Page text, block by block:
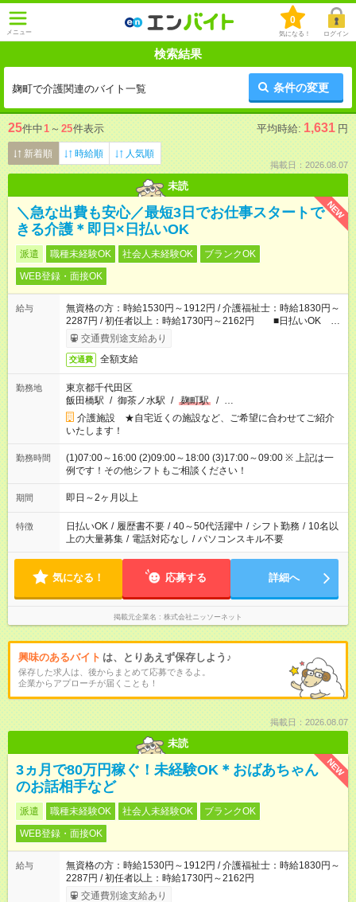
メニュー
0
気になる！ ログイン
検索結果
麹町で介護関連のバイト一覧 条件の変更
25件中1 ～ 25件表示 平均時給: 1,631 円
新着順 時給順 人気順
掲載日：2026.08.07
未読
NEW
＼急な出費も安心／最短3日でお仕事スタートで
きる介護＊即日×日払いOK
派遣 職種未経験OK 社会人未経験OK
ブランクOK
WEB登録・面接OK
給与
無資格の方：時給1530円～1912円 / 介護福祉士：時給1830円～
2287円 / 初任者以上：時給1730円～2162円 ■日払いOK ■
日収例：1万2240円（時給1530円×8h）
交通費別途支給あり
交通費 全額支給
勤務地
東京都千代田区
飯田橋駅 / 御茶ノ水駅 / 麹町駅 / …
介護施設 ★自宅近くの施設など、ご希望に合わせてご紹介
いたします！
勤務時間
(1)07:00～16:00 (2)09:00～18:00 (3)17:00～09:00 ※ 上記は一
例です！その他シフトもご相談ください！
期間 即日～2ヶ月以上
特徴 日払いOK / 履歴書不要 / 40～50代活躍中 / シフト勤務 / 10名以
上の大量募集 / 電話対応なし / パソコンスキル不要
気になる！ 応募する 詳細へ
掲載元企業名 株式会社ニッソーネット
興味のあるバイト は、とりあえず保存しよう♪
保存した求人は、後からまとめて応募できるよ。
企業からアプローチが届くことも！
掲載日：2026.08.07
未読
NEW
3ヵ月で80万円稼ぐ！未経験OK＊おばあちゃん
のお話相手など
派遣 職種未経験OK 社会人未経験OK
ブランクOK
WEB登録・面接OK
給与
無資格の方：時給1530円～1912円 / 介護福祉士：時給1830円～
2287円 / 初任者以上：時給1730円～2162円
交通費別途支給あり